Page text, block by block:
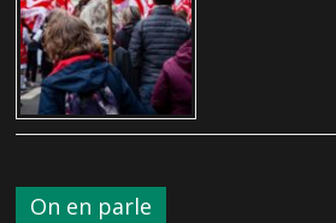
On en parle